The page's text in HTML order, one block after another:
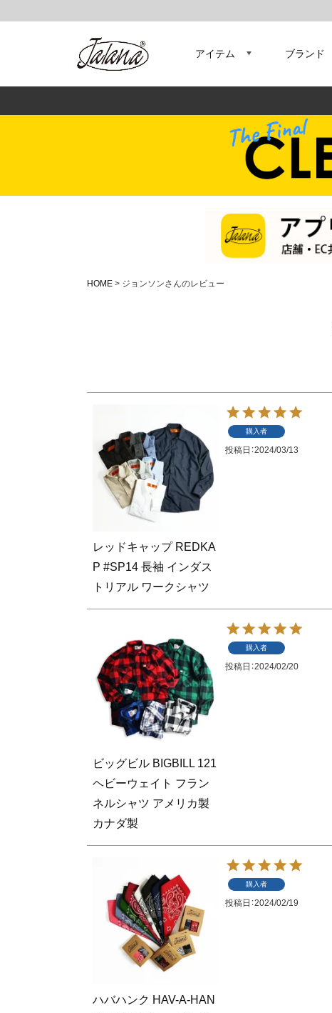
アイテム ブランド
HOME ジョンソンさんのレビュー
レッドキャップ REDKA
P #SP14 長袖 インダス
トリアル ワークシャツ
購入者
投稿日 2024/03/13
ビッグビル BIGBILL 121
ヘビーウェイト フラン
ネルシャツ アメリカ製
カナダ製
購入者
投稿日 2024/02/20
ハバハンク HAV-A-HAN
購入者
投稿日 2024/02/19